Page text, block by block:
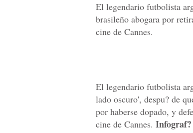
El legendario futbolista
brasileño abogara por
cine de Cannes.
El legendario futbolista
lado oscuro', despu? de
por haberse dopado, y
cine de Cannes. Infograf?